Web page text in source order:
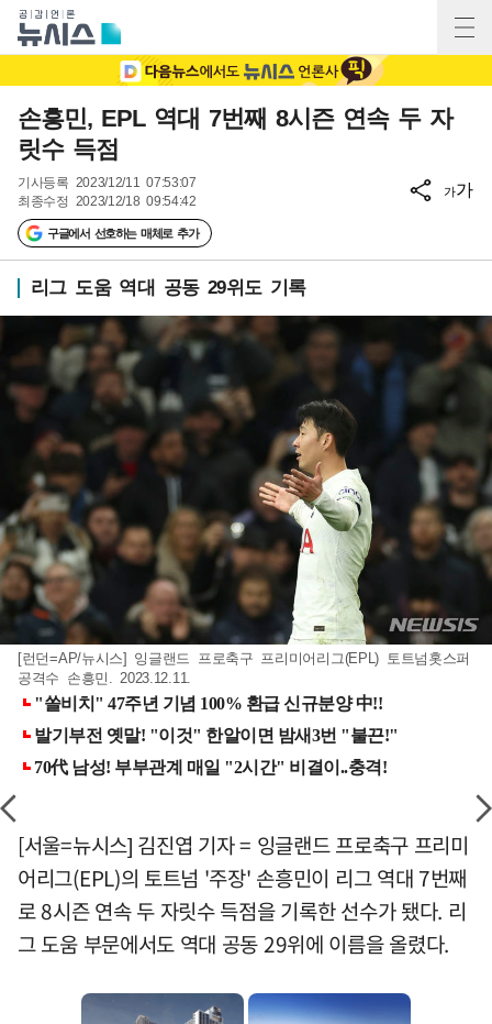
손흥민, EPL 역대 7번째 8시즌 연속 두 자
릿수 득점
기사등록 2023/12/11 07:53:07
최종수정 2023/12/18 09:54:42
구글에서 선호하는 매체로 추가
가가
리그 도움 역대 공동 29위도 기록
[런던=AP/뉴시스] 잉글랜드 프로축구 프리미어리그(EPL) 토트넘홋스퍼
공격수 손흥민. 2023.12.11.
[서울=뉴시스] 김진엽 기자 = 잉글랜드 프로축구 프리미
어리그(EPL)의 토트넘 '주장' 손흥민이 리그 역대 7번째
로 8시즌 연속 두 자릿수 득점을 기록한 선수가 됐다. 리
그 도움 부문에서도 역대 공동 29위에 이름을 올렸다.